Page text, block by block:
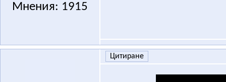
Мнения: 1915
Цитиране